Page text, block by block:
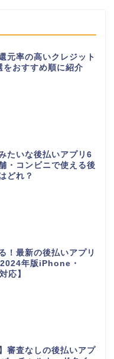
元率の高いクレジット
をおすすめ順に紹介
たいな後払いアプリ6
・コンビニで使える後
どれ？
！最新の後払いアプリ
年版iPhone・
応】
審査なしの後払いアプ